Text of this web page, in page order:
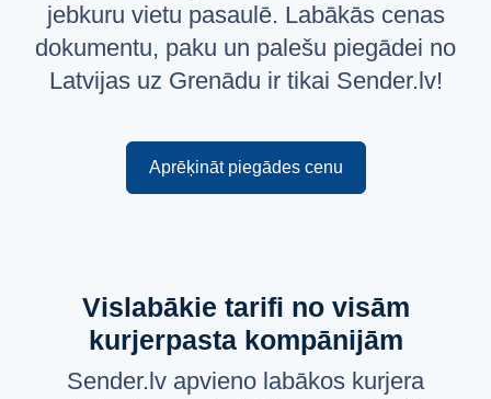
jebkuru vietu pasaulē. Labākās cenas
dokumentu, paku un palešu piegādei no
Latvijas uz Grenādu ir tikai Sender.lv!
Aprēķināt piegādes cenu
Vislabākie tarifi no visām
kurjerpasta kompānijām
Sender.lv apvieno labākos kurjera